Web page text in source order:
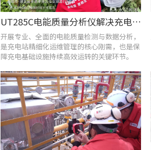
UT285C电能质量分析仪解决充电站三相用电各类难题
开展专业、全面的电能质量检测与数据分析，
是充电站精细化运维管理的核心刚需，也是保
障充电基础设施持续高效运转的关键环节。